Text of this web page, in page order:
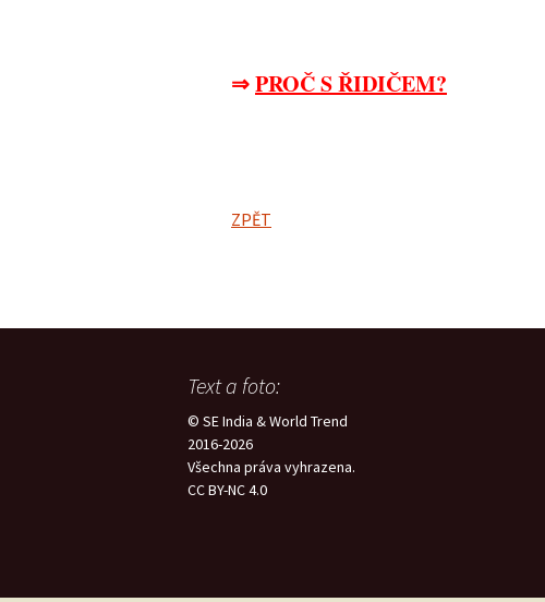
⇒PROČ S ŘIDIČEM?
ZPĚT
Text a foto:
© SE India & World Trend
2016-2026
Všechna práva vyhrazena.
CC BY-NC 4.0